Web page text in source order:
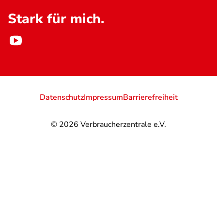
Stark für mich.
© 2026 Verbraucherzentrale e.V.
DatenschutzImpressumBarrierefreiheit